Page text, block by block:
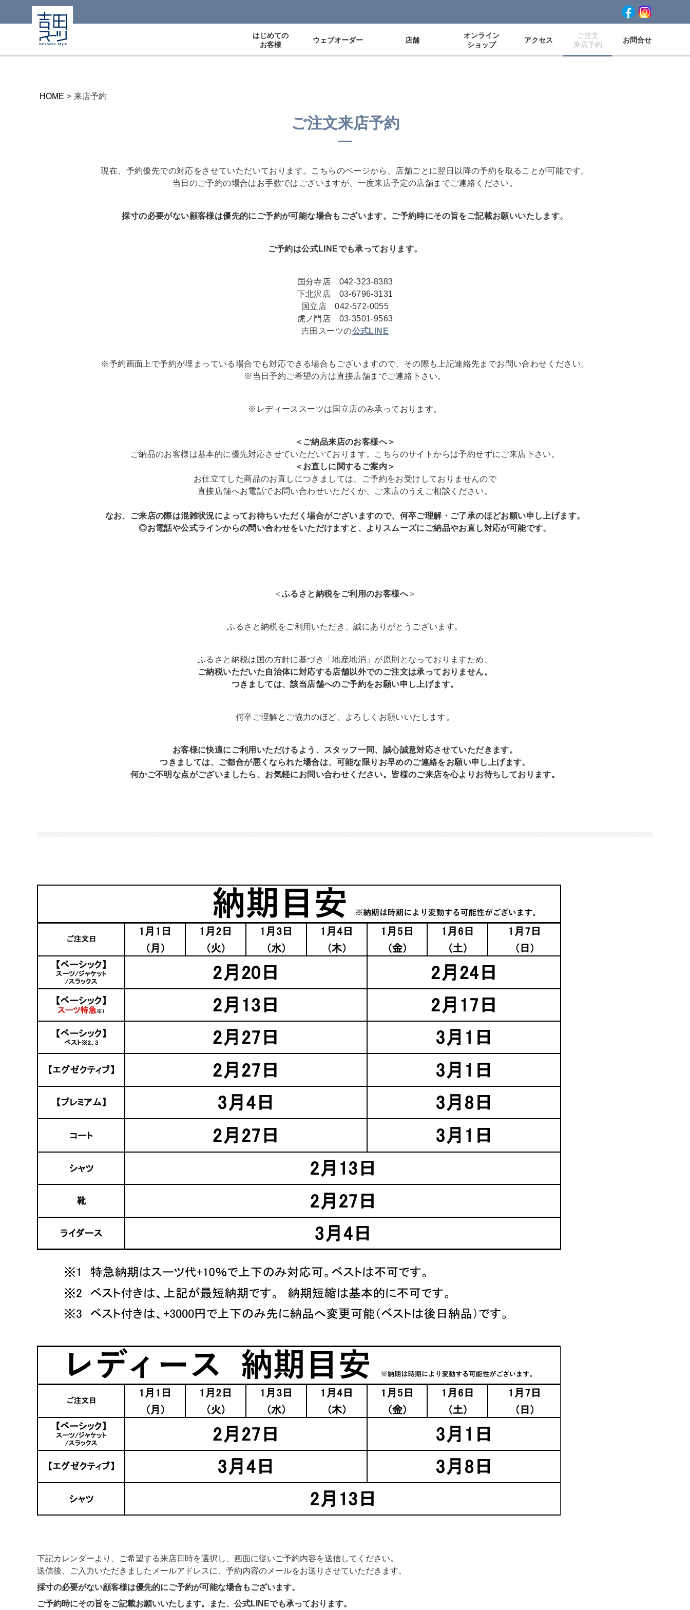
はじめての
お客様
ウェブオーダー 店舗
オンライン
ショップ
アクセス
ご注文
来店予約
お問合せ
HOME > 来店予約
ご注文来店予約
現在、予約優先での対応をさせていただいております。こちらのページから、店舗ごとに翌日以降の予約を取ることが可能です。
当日のご予約の場合はお手数ではございますが、一度来店予定の店舗までご連絡ください。
採寸の必要がない顧客様は優先的にご予約が可能な場合もございます。 ご予約時にその旨をご記載お願いいたします。
ご予約は公式LINEでも承っております。
国分寺店 042-323-8383
下北沢店 03-6796-3131
国立店 042-572-0055
虎ノ門店 03-3501-9563
吉田スーツの公式LINE
※予約画面上で予約が埋まっている場合でも対応できる場合もございますので、その際も上記連絡先までお問い合わせください。
※当日予約ご希望の方は直接店舗までご連絡下さい。
※レディーススーツは国立店のみ承っております。
＜ご納品来店のお客様へ＞
ご納品のお客様は基本的に優先対応させていただいております。こちらのサイトからは予約せずにご来店下さい。
＜お直しに関するご案内＞
お仕立てした商品のお直しにつきましては、ご予約をお受けしておりませんので
直接店舗へお電話でお問い合わせいただくか、ご来店のうえご相談ください。
なお、ご来店の際は混雑状況によってお待ちいただく場合がございますので、 何卒ご理解・ご了承のほどお願い申し上げます。
◎お電話や公式ラインからの問い合わせをいただけますと、よりスムーズにご納品やお直し対応が可能です。
＜ ふるさと納税をご利用のお客様へ＞
ふるさと納税をご利用いただき、誠にありがとうございます。
ふるさと納税は国の方針に基づき「地産地消」が原則となっておりますため、
ご納税いただいた自治体に対応する店舗以外でのご注文は承っておりません。
つきましては、該当店舗へのご予約をお願い申し上げます。
何卒ご理解とご協力のほど、よろしくお願いいたします。
お客様に快適にご利用いただけるよう、スタッフ一同、誠心誠意対応させていただきます。
つきましては、ご都合が悪くなられた場合は、可能な限りお早めのご連絡をお願い申し上げます。
何かご不明な点がございましたら、お気軽にお問い合わせください。皆様のご来店を心よりお待ちしております。
下記カレンダーより、ご希望する来店日時を選択し、画面に従いご予約内容を送信してください。
送信後、ご入力いただきましたメールアドレスに、予約内容のメールをお送りさせていただきます。
採寸の必要がない顧客様は優先的にご予約が可能な場合もございます。
ご予約時にその旨をご記載お願いいたします。また、公式LINEでも承っております。